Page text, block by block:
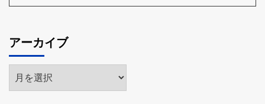
アーカイブ
ア
ー